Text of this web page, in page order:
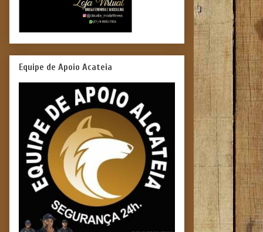
Equipe de Apoio Acateia